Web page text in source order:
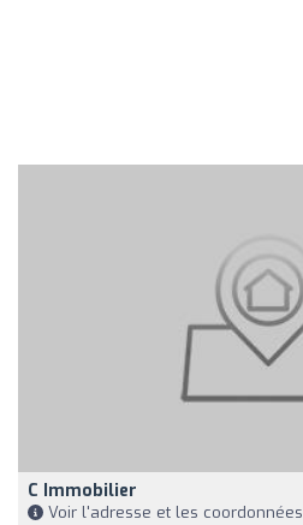
C Immobilier
Voir l'adresse et les coordonnées